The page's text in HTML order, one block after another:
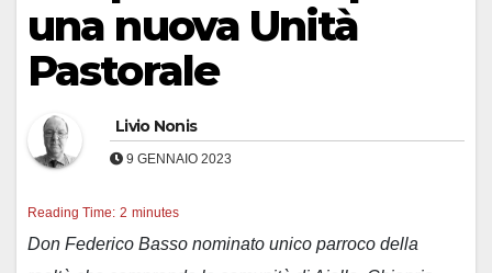
una nuova Unità
Pastorale
Livio Nonis
9 GENNAIO 2023
Reading Time: 2 minutes
Don Federico Basso nominato unico parroco della